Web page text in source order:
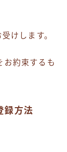
けします。
お約束するも
録方法